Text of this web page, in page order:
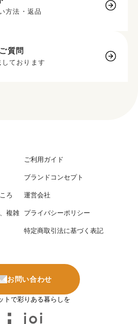
方法・返品
質問
ております
ろ
複雑
ご利用ガイド
ブランドコンセプト
運営会社
プライバシーポリシー
特定商取引法に基づく表記
お問い合わせ
トで彩りある暮らしを